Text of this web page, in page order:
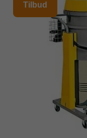
Tilbud